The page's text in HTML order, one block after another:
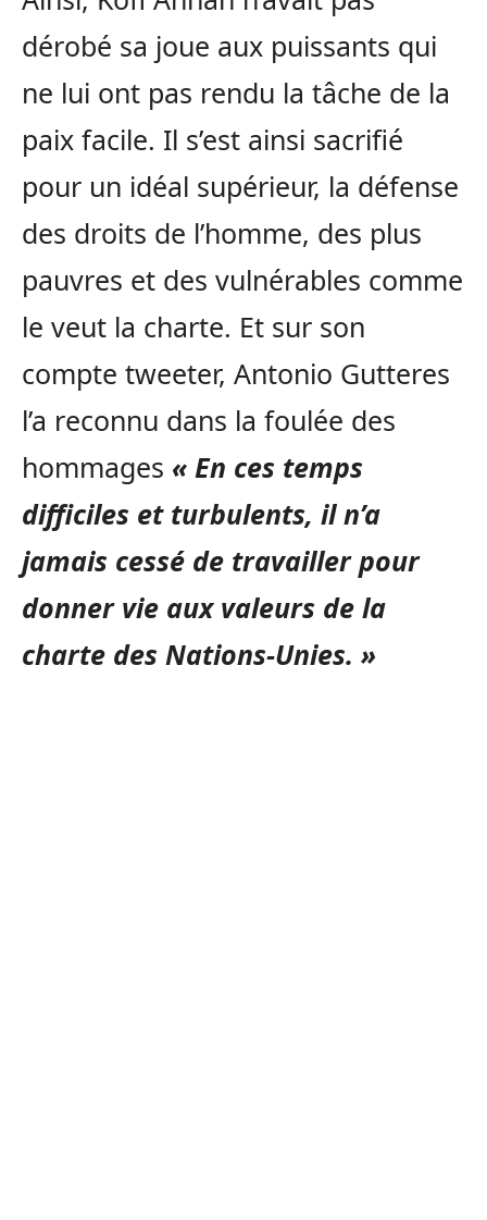
dérobé sa joue aux puissants qui
ne lui ont pas rendu la tâche de la
paix facile. Il s’est ainsi sacrifié
pour un idéal supérieur, la défense
des droits de l’homme, des plus
pauvres et des vulnérables comme
le veut la charte. Et sur son
compte tweeter, Antonio Gutteres
l’a reconnu dans la foulée des
hommages « En ces temps
difficiles et turbulents, il n’a
jamais cessé de travailler pour
donner vie aux valeurs de la
charte des Nations-Unies. »